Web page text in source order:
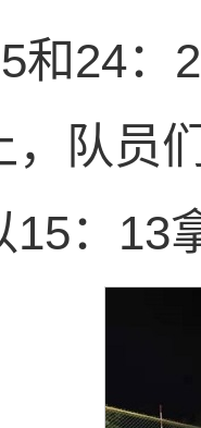
和24：
，队员
15：13